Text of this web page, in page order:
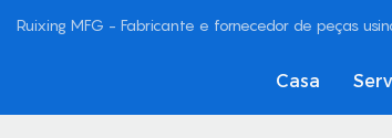
Ruixing MFG - Fabricante e fornecedor de peças
Casa